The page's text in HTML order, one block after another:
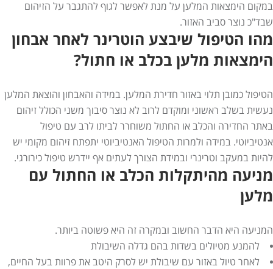
במקום הימצאות המלען על מנת לאפשר לגוף להתגבר על הזיהום
שבד"כ נוצר סביב האזור.
מהו הטיפול שיבצע הוטרינר לאחר אבחון
הימצאות מלען בכלב או חתול?
הטיפול כמובן תלוי באזור חדירת המלען. במידה והאבחון והוצאת המלען
נעשית בשלב ראשוני ומוקדם לרוב לא נוצר סיבוך משני הכולל זיהום
באתר החדירה והכלב או החתול משוחרר לביתו לרב עם טיפול
אנטיביוטי. במידה ולמרות הטיפול האנטיביוטי יתפתח זיהום מקומי יש
להיות במעקב וטרינרי ובמידת הצורך לעתים אף יידרש טיפול כירורגי.
מניעה מהיתקלות הכלב או החתול עם
מלען
המניעה היא הדבר החשוב ובמקרה זה היא פשוטה ביותר.
להמנע מטיולים בשדות בהם גדלה השיבולת
לאחר טיול באזור עם שיבולת יש לסרק היטב את פרוות בעל החיים,